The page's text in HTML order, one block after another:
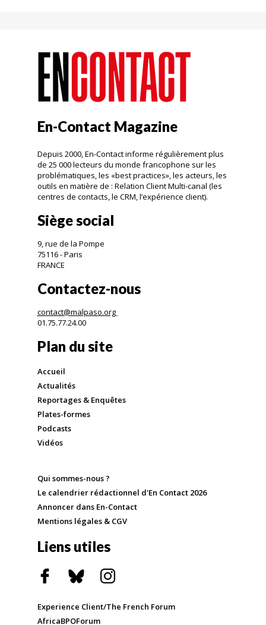
En-Contact Magazine
Depuis 2000, En-Contact informe régulièrement plus
de 25 000 lecteurs du monde francophone sur les
problématiques, les «best practices», les acteurs, les
outils en matière de : Relation Client Multi-canal (les
centres de contacts, le CRM, l’expérience client).
Siège social
9, rue de la Pompe
75116 - Paris
FRANCE
Contactez-nous
contact@malpaso.org
01.75.77.24.00
Plan du site
Accueil
Actualités
Reportages & Enquêtes
Plates-formes
Podcasts
Vidéos
Qui sommes-nous ?
Le calendrier rédactionnel d'En Contact 2026
Annoncer dans En-Contact
Mentions légales & CGV
Liens utiles
Experience Client/The French Forum
AfricaBPOForum